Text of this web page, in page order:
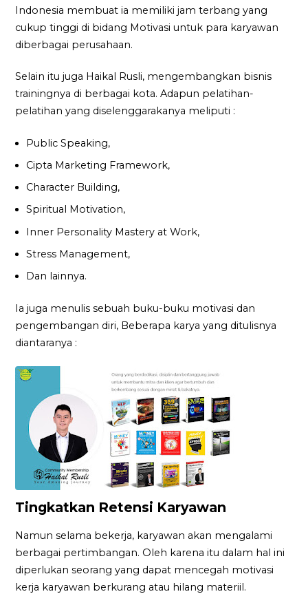
Indonesia membuat ia memiliki jam terbang yang
cukup tinggi di bidang Motivasi untuk para karyawan
diberbagai perusahaan.
Selain itu juga Haikal Rusli, mengembangkan bisnis
trainingnya di berbagai kota. Adapun pelatihan-
pelatihan yang diselenggarakanya meliputi :
Public Speaking,
Cipta Marketing Framework,
Character Building,
Spiritual Motivation,
Inner Personality Mastery at Work,
Stress Management,
Dan lainnya.
Ia juga menulis sebuah buku-buku motivasi dan
pengembangan diri, Beberapa karya yang ditulisnya
diantaranya :
Tingkatkan Retensi Karyawan
Namun selama bekerja, karyawan akan mengalami
berbagai pertimbangan. Oleh karena itu dalam hal ini
diperlukan seorang yang dapat mencegah motivasi
kerja karyawan berkurang atau hilang materiil.